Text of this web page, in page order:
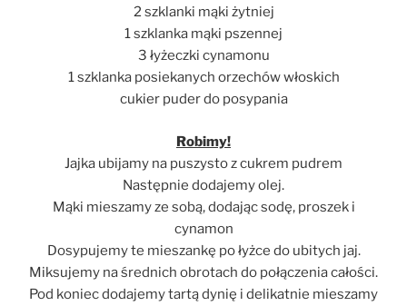
2 szklanki mąki żytniej
1 szklanka mąki pszennej
3 łyżeczki cynamonu
1 szklanka posiekanych orzechów włoskich
cukier puder do posypania
Robimy!
Jajka ubijamy na puszysto z cukrem pudrem
Następnie dodajemy olej.
Mąki mieszamy ze sobą, dodając sodę, proszek i
cynamon
Dosypujemy te mieszankę po łyżce do ubitych jaj.
Miksujemy na średnich obrotach do połączenia całości.
Pod koniec dodajemy tartą dynię i delikatnie mieszamy